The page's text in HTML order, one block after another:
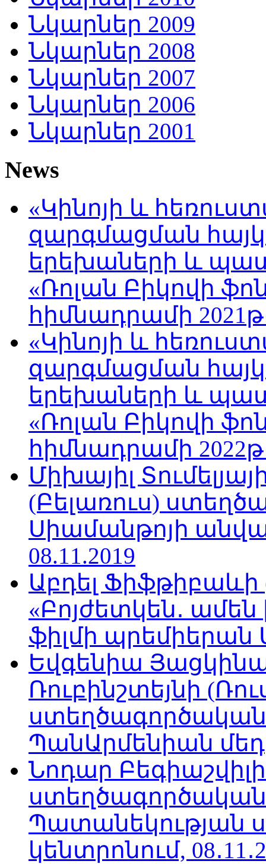
Նկարներ 2009
Նկարներ 2008
Նկարներ 2007
Նկարներ 2006
Նկարներ 2001
News
«Կինոյի և
զարգմացման
երեխաների և
«Ռոլան Բիկովի
հիմնադրամի
«Կինոյի և
զարգմացման
երեխաների և
«Ռոլան Բիկովի
հիմնադրամի
Միխայիլ
(Բելառուս)
Սիամանթոյի
08.11.2019
Աբդել
«Բոյժետկեն․
ֆիլմի պրեմիերան
Եվգենիա
Ռուբինշտեյնի
ՊանԱրմենիան
Նոդար
Պատանեկության
կենտրոնում,